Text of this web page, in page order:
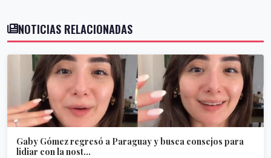
NOTICIAS RELACIONADAS
Gaby Gómez regresó a Paraguay y busca consejos para
lidiar con la nost...